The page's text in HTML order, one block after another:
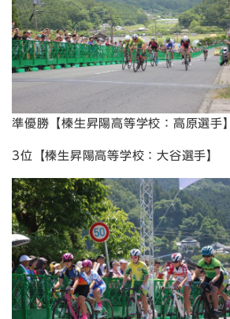
準優勝【榛生昇陽高等学校：高原選手】
3位【榛生昇陽高等学校：大谷選手】